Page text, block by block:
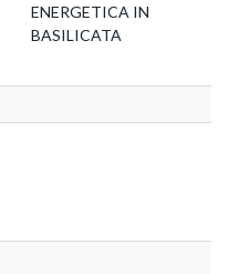
ENERGETICA IN
BASILICATA